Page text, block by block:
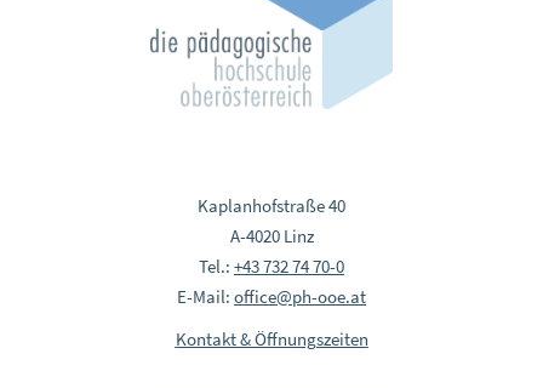
Kaplanhofstraße 40
A-4020 Linz
Tel.: +43 732 74 70-0
E-Mail: office@ph-ooe.at
Kontakt & Öffnungszeiten